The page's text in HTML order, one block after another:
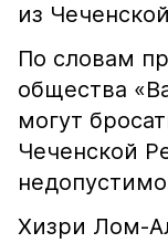
из
По словам
общества
могут
Чеченской
Хизри Лом-